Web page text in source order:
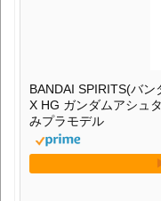
BANDAI SPIRITS(バ
X HG ガンダムアシュ
みプラモデル